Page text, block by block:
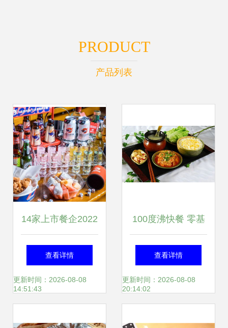
PRODUCT
产品列表
14家上市餐企2022
财报 高端餐饮遇
冷，酒馆生意亏损
查看详情
更新时间：2026-08-08
14:51:43
100度沸快餐 零基
础低门槛，开店即
盈利究竟依赖哪些
查看详情
更新时间：2026-08-08
20:14:02